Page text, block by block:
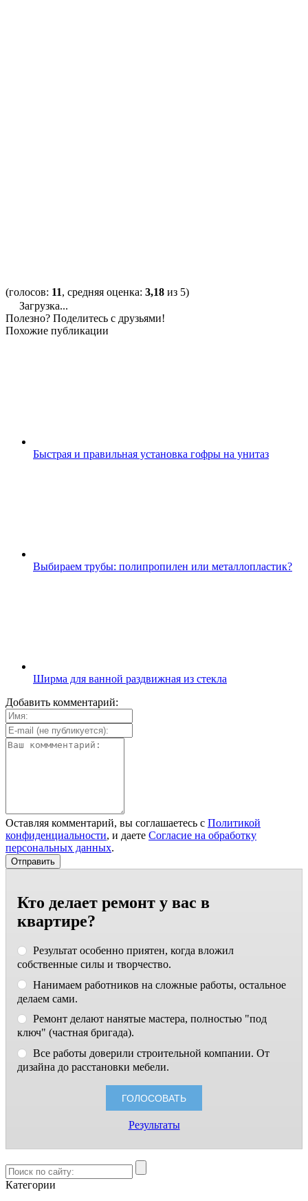
(голосов: 11, средняя оценка: 3,18 из 5)
Загрузка...
Полезно? Поделитесь с друзьями!
Похожие публикации
Быстрая и правильная установка гофры на унитаз
Выбираем трубы: полипропилен или металлопластик?
Ширма для ванной раздвижная из стекла
Добавить комментарий:
Оставляя комментарий, вы соглашаетесь с Политикой
конфиденциальности, и даете Согласие на обработку
персональных данных.
Кто делает ремонт у вас в
квартире?
Результат особенно приятен, когда вложил
собственные силы и творчество.
Нанимаем работников на сложные работы, остальное
делаем сами.
Ремонт делают нанятые мастера, полностью "под
ключ" (частная бригада).
Все работы доверили строительной компании. От
дизайна до расстановки мебели.
Результаты
Категории